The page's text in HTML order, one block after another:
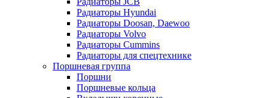
Радиаторы Hyundai
Радиаторы Doosan, Daewoo
Радиаторы Volvo
Радиаторы Cummins
Радиаторы для спецтехнике
Поршневая группа
Поршни
Поршневые кольца